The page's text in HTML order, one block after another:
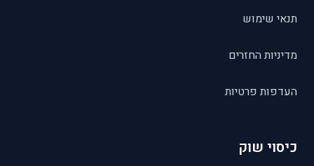
תנאי שימוש
מדיניות החזרים
העדפות פרטיות
כיסוי שוק